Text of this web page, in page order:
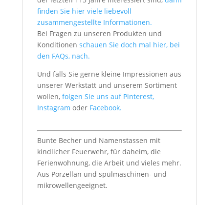
finden Sie hier viele liebevoll
zusammengestellte Informationen.
Bei Fragen zu unseren Produkten und
Konditionen schauen Sie doch mal hier, bei
den FAQs, nach.
Und falls Sie gerne kleine Impressionen aus
unserer Werkstatt und unserem Sortiment
wollen,folgen Sie uns auf Pinterest,
Instagram oder Facebook.
Bunte Becher und Namenstassen mit
kindlicher Feuerwehr, für daheim, die
Ferienwohnung, die Arbeit und vieles mehr.
Aus Porzellan und spülmaschinen- und
mikrowellengeeignet.